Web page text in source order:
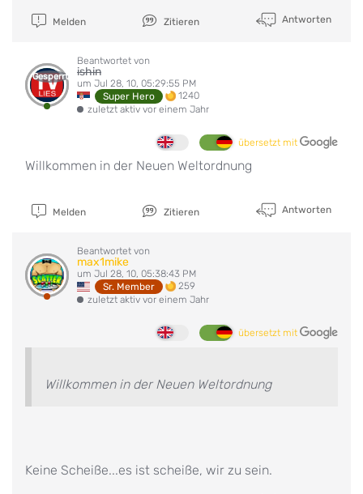
Melden Zitieren Antworten
Gesperrt
Beantwortet von
ishin
um Jul 28, 10, 05:29:55 PM
Super Hero
1240
zuletzt aktiv vor einem Jahr
übersetzt mit
Willkommen in der Neuen Weltordnung
Melden Zitieren Antworten
Beantwortet von
max1mike
um Jul 28, 10, 05:38:43 PM
Sr. Member
259
zuletzt aktiv vor einem Jahr
übersetzt mit
Willkommen in der Neuen Weltordnung
Keine Scheiße...es ist scheiße, wir zu sein.